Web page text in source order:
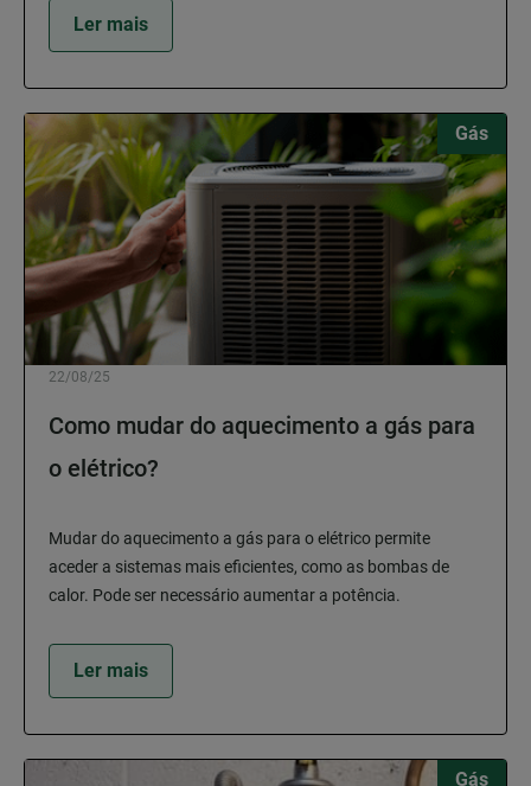
Ler mais
Gás
22/08/25
Como mudar do aquecimento a gás para
o elétrico?
Mudar do aquecimento a gás para o elétrico permite
aceder a sistemas mais eficientes, como as bombas de
calor. Pode ser necessário aumentar a potência.
Ler mais
Gás